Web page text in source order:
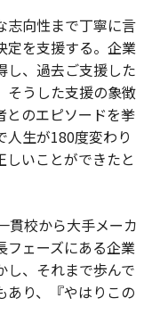
志向性まで丁寧に言
定を支援する。企業
し、過去ご支援した
そうした支援の象徴
とのエピソードを挙
人生が180度変わり
しいことができたと
貫校から大手メーカ
フェーズにある企業
し、それまで歩んで
あり、『やはりこの